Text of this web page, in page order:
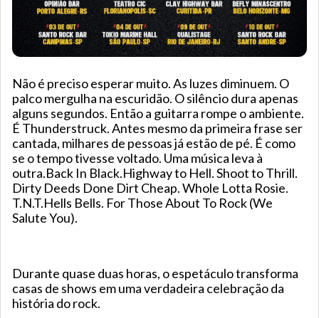
Não é preciso esperar muito. As luzes diminuem. O
palco mergulha na escuridão. O silêncio dura apenas
alguns segundos. Então a guitarra rompe o ambiente.
É Thunderstruck. Antes mesmo da primeira frase ser
cantada, milhares de pessoas já estão de pé. É como
se o tempo tivesse voltado. Uma música leva à
outra.Back In Black.Highway to Hell. Shoot to Thrill.
Dirty Deeds Done Dirt Cheap. Whole Lotta Rosie.
T.N.T.Hells Bells. For Those About To Rock (We
Salute You).
Durante quase duas horas, o espetáculo transforma
casas de shows em uma verdadeira celebração da
história do rock.